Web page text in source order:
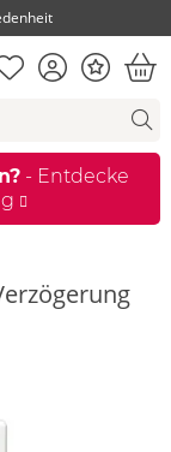
Merkliste
KontoBonus
- Entdecke